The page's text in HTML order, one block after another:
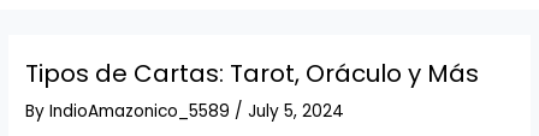
Tipos de Cartas: Tarot, Oráculo y Más
ByIndioAmazonico_5589 /July 5, 2024